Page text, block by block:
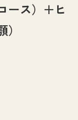
ース）＋ヒ
顎）